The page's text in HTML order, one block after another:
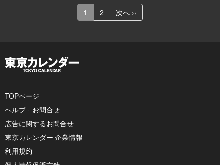
1 2 次へ ››
TOPページ
ヘルプ・お問合せ
広告に関するお問合せ
東京カレンダー 企業情報
利用規約